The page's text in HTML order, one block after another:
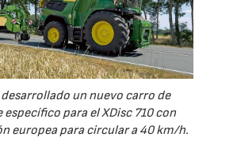
un nuevo carro de
para el XDisc 710 con
europea para circular a 40 km/h.